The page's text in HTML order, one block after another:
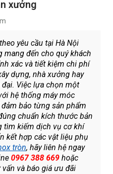
xưởng
yêu cầu tại Hà Nội
mang đến cho quý khách
xác và tiết kiệm chi phí
dựng, nhà xưởng hay
Việc lựa chọn một
hệ thống máy móc
bảo từng sản phẩm
chuẩn kích thước bản
tìm kiếm dịch vụ cơ khí
kết hợp các vật liệu phụ
tròn, hãy liên hệ ngay
0967 388 669 hoặc
và báo giá ưu đãi